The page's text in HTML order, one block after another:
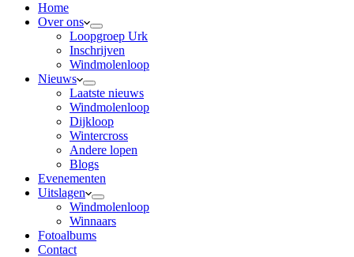
Home
Over ons
Loopgroep Urk
Inschrijven
Windmolenloop
Nieuws
Laatste nieuws
Windmolenloop
Dijkloop
Wintercross
Andere lopen
Blogs
Evenementen
Uitslagen
Windmolenloop
Winnaars
Fotoalbums
Contact